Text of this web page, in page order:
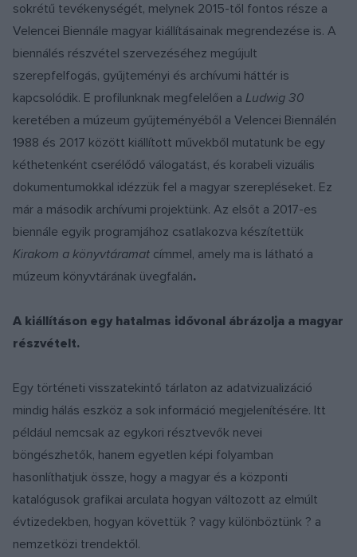
sokrétű tevékenységét, melynek 2015-től fontos része a
Velencei Biennále magyar kiállításainak megrendezése is. A
biennálés részvétel szervezéséhez megújult
szerepfelfogás, gyűjteményi és archívumi háttér is
kapcsolódik. E profilunknak megfelelően a Ludwig 30
keretében a múzeum gyűjteményéből a Velencei Biennálén
1988 és 2017 között kiállított művekből mutatunk be egy
kéthetenként cserélődő válogatást, és korabeli vizuális
dokumentumokkal idézzük fel a magyar szerepléseket. Ez
már a második archívumi projektünk. Az elsőt a 2017-es
biennále egyik programjához csatlakozva készítettük
Kirakom a könyvtáramat címmel, amely ma is látható a
múzeum könyvtárának üvegfalán.
A kiállításon egy hatalmas idővonal ábrázolja a magyar
részvételt.
Egy történeti visszatekintő tárlaton az adatvizualizáció
mindig hálás eszköz a sok információ megjelenítésére. Itt
például nemcsak az egykori résztvevők nevei
böngészhetők, hanem egyetlen képi folyamban
hasonlíthatjuk össze, hogy a magyar és a központi
katalógusok grafikai arculata hogyan változott az elmúlt
évtizedekben, hogyan követtük ? vagy különböztünk ? a
nemzetközi trendektől.